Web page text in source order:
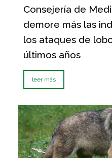
Consejería de
demore más las
los ataques de
últimos años
leer más